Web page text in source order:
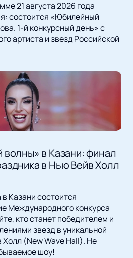
21 августа 2026 года
состоится «Юбилейный
1-й конкурсный день» с
артиста и звезд Российской
волны» в Казани: финал
в Нью Вейв Холл
Казани состоится
Международного конкурса
кто станет победителем и
звезд в уникальной
(New Wave Hall). Не
шоу!